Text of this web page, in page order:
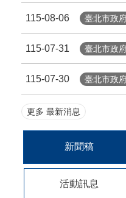
115年地
臺北市近
消費者保
115-08-06 臺北市政
115-07-31 臺北市政
115-07-30 臺北市政
更多 最新消息
新聞稿
活動訊息